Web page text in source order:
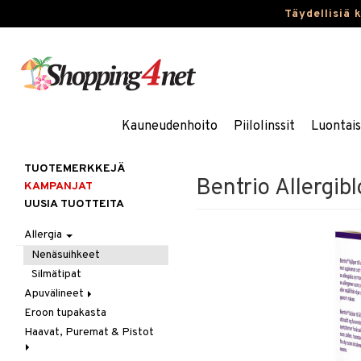
Täydellisiä
Kauneudenhoito Piilolinssit
Bentrio
TUOTEMERKKEJÄ
KAMPANJAT
UUSIA TUOTTEITA
Allergia
Nenäsuihkeet
Silmätipat
Apuvälineet
Hygienia
Kävely & Seisominen
Eroon tupakasta
Haavat, Puremat & Pistot